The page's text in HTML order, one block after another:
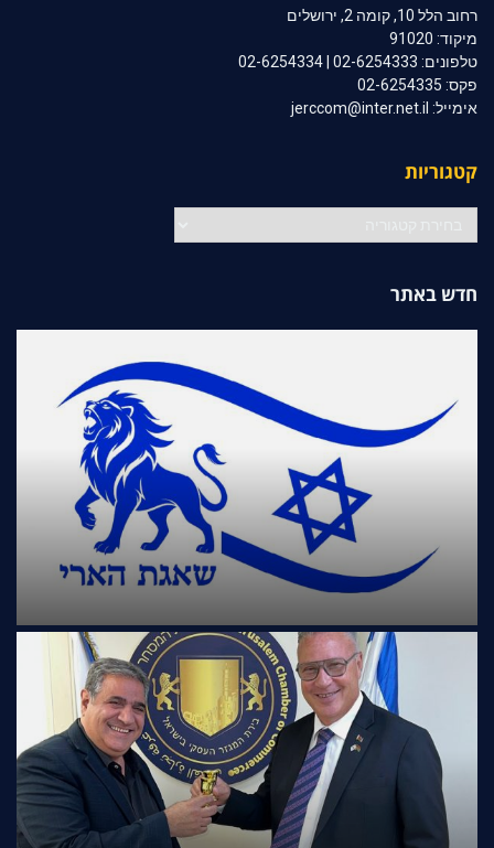
רחוב הלל 10, קומה 2, ירושלים
מיקוד: 91020
טלפונים: 02-6254333 | 02-6254334
פקס: 02-6254335
אימייל: jerccom@inter.net.il
קטגוריות
חדש באתר